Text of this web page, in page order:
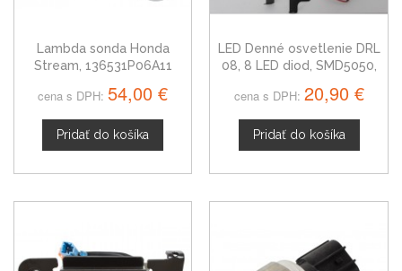
Lambda sonda Honda
Stream, 136531P06A11
cena s DPH: 54,00 €
Pridať do košíka
LED Denné osvetlenie DRL
08, 8 LED diod, SMD5050,
cena s DPH: 20,90 €
Pridať do košíka